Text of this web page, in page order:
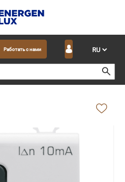
Работать с нами